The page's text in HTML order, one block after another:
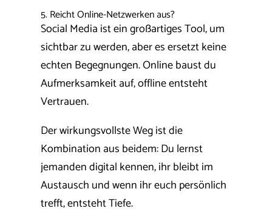
5. Reicht Online-Netzwerken aus?
Social Media ist ein großartiges Tool, um
sichtbar zu werden, aber es ersetzt keine
echten Begegnungen. Online baust du
Aufmerksamkeit auf, offline entsteht
Vertrauen.
Der wirkungsvollste Weg ist die
Kombination aus beidem: Du lernst
jemanden digital kennen, ihr bleibt im
Austausch und wenn ihr euch persönlich
trefft, entsteht Tiefe.